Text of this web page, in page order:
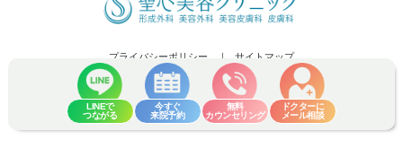
LINEで
つながる
今すぐ
来院予約
無料
カウンセリング
ドクターに
メール相談
プライバシーポリシー サイトマップ
Copyright (C) 2026 Seishin Plastic and Aesthetic Surgery Clinic Co.,Ltd. All
Rights Reserved.